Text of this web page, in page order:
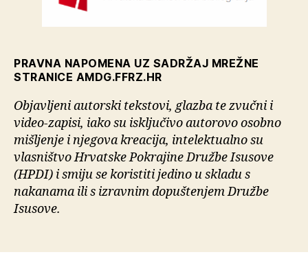
PRAVNA NAPOMENA UZ SADRŽAJ MREŽNE
STRANICE AMDG.FFRZ.HR
Objavljeni autorski tekstovi, glazba te zvučni i
video-zapisi, iako su isključivo autorovo osobno
mišljenje i njegova kreacija, intelektualno su
vlasništvo Hrvatske Pokrajine Družbe Isusove
(HPDI) i smiju se koristiti jedino u skladu s
nakanama ili s izravnim dopuštenjem Družbe
Isusove.